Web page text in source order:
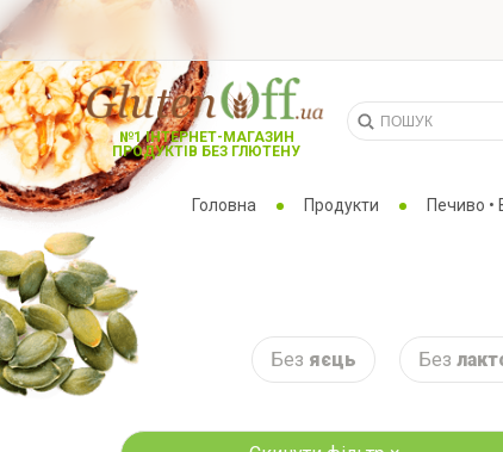
№1 ІНТЕРНЕТ-МАГАЗИН
ПРОДУКТІВ БЕЗ ГЛЮТЕНУ
Головна Продукти Печиво •
Без яєць Без